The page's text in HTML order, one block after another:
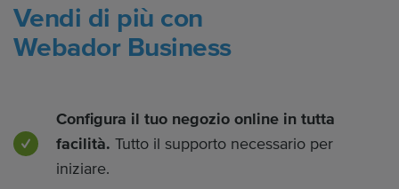
Vendi di più con
Webador Business
Configura il tuo negozio online in tutta
facilità. Tutto il supporto necessario per
iniziare.